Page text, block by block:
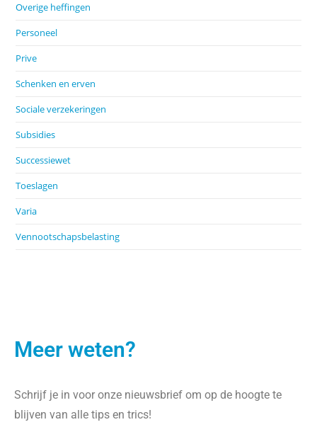
Overige heffingen
Personeel
Prive
Schenken en erven
Sociale verzekeringen
Subsidies
Successiewet
Toeslagen
Varia
Vennootschapsbelasting
Meer weten?
Schrijf je in voor onze nieuwsbrief om op de hoogte te
blijven van alle tips en trics!